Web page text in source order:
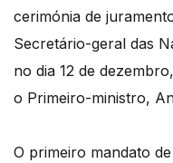
cerimónia de
Secretário-geral das
no dia 12 de
o Primeiro-ministro,
O primeiro mandato